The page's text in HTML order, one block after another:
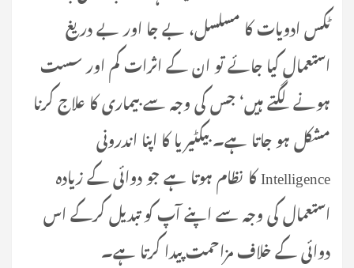
ٹکس ادویات کا مسلسل، بے جا اور بے دریغ
استعمال کیا جائے تو ان کے اثرات کم اور سست
ہونے لگتے ہیں‘ جس کی وجہ سے بیماری کا علاج کرنا
مشکل ہو جاتا ہے۔ بیکٹیریا کا اپنا اندرونی
Intelligence کا نظام ہوتا ہے جو دوائی کے زیادہ
استعمال کی وجہ سے اپنے آپ کو تبدیل کرکے اس
دوائی کے خلاف مزاحمت پیدا کرتا ہے۔